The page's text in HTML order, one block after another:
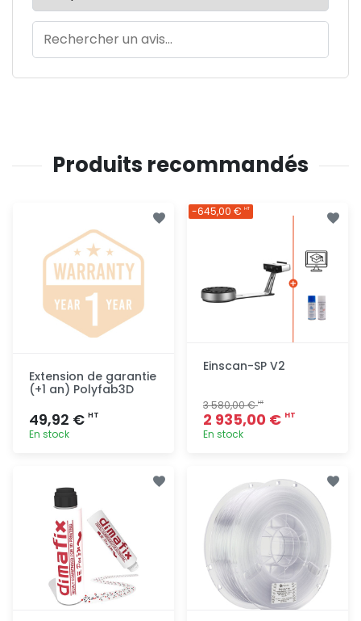
Produits recommandés
Extension de garantie
(+1 an) Polyfab3D
49,92 € HT
En stock
Einscan-SP V2
3 580,00 €HT
2 935,00 € HT
En stock
rapide
-645,00 € HT